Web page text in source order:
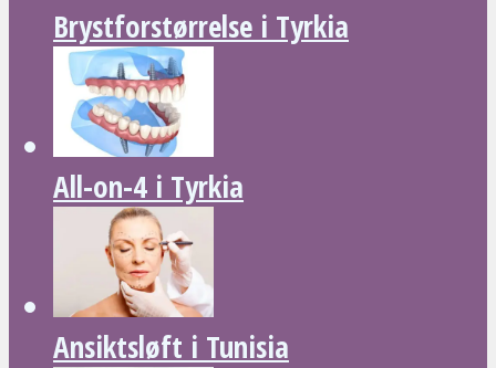
Brystforstørrelse i Tyrkia
All-on-4 i Tyrkia
Ansiktsløft i Tunisia